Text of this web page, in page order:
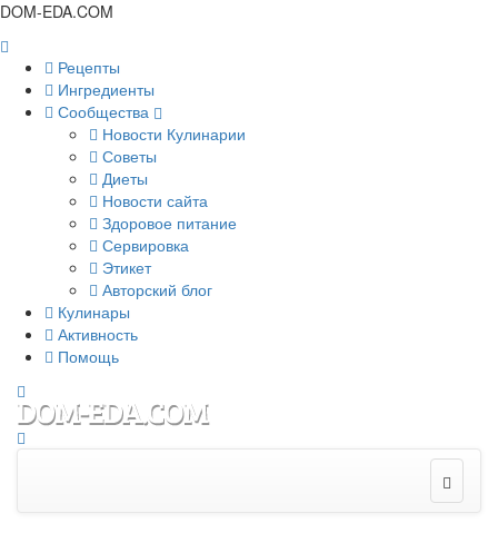
DOM-EDA.COM
Рецепты
Ингредиенты
Сообщества
Новости Кулинарии
Советы
Диеты
Новости сайта
Здоровое питание
Сервировка
Этикет
Авторский блог
Кулинары
Активность
Помощь